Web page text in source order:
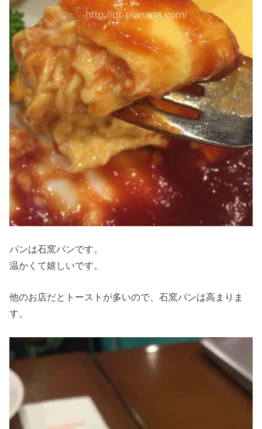
パンは石窯パンです。
温かくて嬉しいです。
他のお店だとトーストが多いので、石窯パンは高まりま
す。